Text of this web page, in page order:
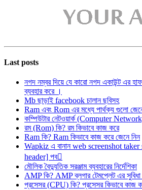
Last posts
নগদ নম্বর দিয়ে যে কারো নগদ একাউন্ট এর
ব্যবহার করে ।
Mb ছাড়াই facebook চালান ছবিসহ
Ram এবং Rom এর মধ্যে পার্থক্য গুলো
কম্পিউটার নেটওয়ার্ক (Computer
রম (Rom) কি? রম কিভাবে কাজ করে
Ram কি? Ram কিভাবে কাজ করে জেনে নিন
Wapkiz এ বানান web screenshot taker
header] পব
মৌলিক বৈদ্যুতিক সরঞ্জাম ব্যবহারের নির্দেশিকা
AMP কি? AMP ব্লগার টেমপ্লেট এর
প্রসেসর (CPU) কি? প্রসেসর কিভাবে কাজ